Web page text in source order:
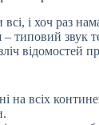
і хоч раз
типовий звук
відомостей
на всіх